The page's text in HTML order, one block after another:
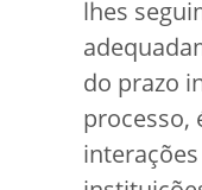
lhes
do prazo
processo,